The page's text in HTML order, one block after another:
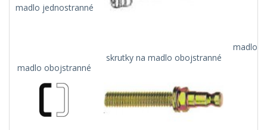
madlo jednostranné
madlo obojstranné
skrutky na madlo obojstranné
madlo